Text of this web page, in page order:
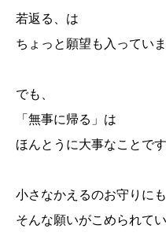
若返る、は
ちょっと願望も入っていま
でも、
「無事に帰る」は
ほんとうに大事なことです
小さなかえるのお守りにも
そんな願いがこめられて